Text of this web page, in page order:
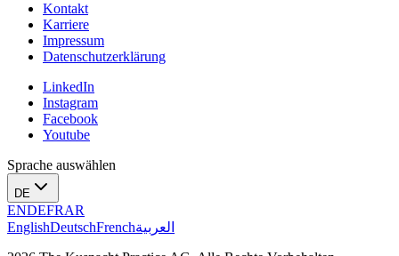
Kontakt
Karriere
Impressum
Datenschutzerklärung
LinkedIn
Instagram
Facebook
Youtube
Sprache auswählen
DE
ENDEFRAR
EnglishDeutschFrenchالعربية